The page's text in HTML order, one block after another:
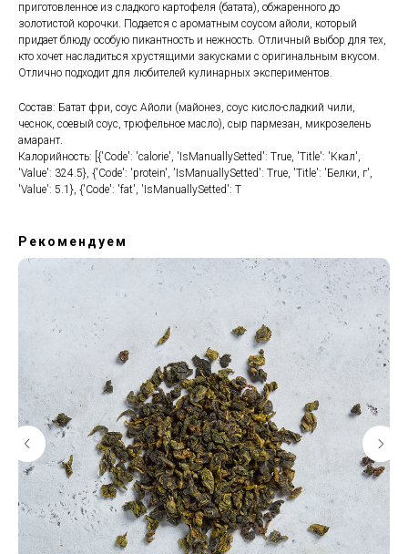
приготовленное из сладкого картофеля (батата), обжаренного до
золотистой корочки. Подается с ароматным соусом айоли, который
придает блюду особую пикантность и нежность. Отличный выбор для тех,
кто хочет насладиться хрустящими закусками с оригинальным вкусом.
Отлично подходит для любителей кулинарных экспериментов.
Состав: Батат фри, соус Айоли (майонез, соус кисло-сладкий чили,
чеснок, соевый соус, трюфельное масло), сыр пармезан, микрозелень
амарант.
Калорийность: [{'Code': 'calorie', 'IsManuallySetted': True, 'Title': 'Ккал',
'Value': 324.5}, {'Code': 'protein', 'IsManuallySetted': True, 'Title': 'Белки, г',
'Value': 5.1}, {'Code': 'fat', 'IsManuallySetted': T
Рекомендуем